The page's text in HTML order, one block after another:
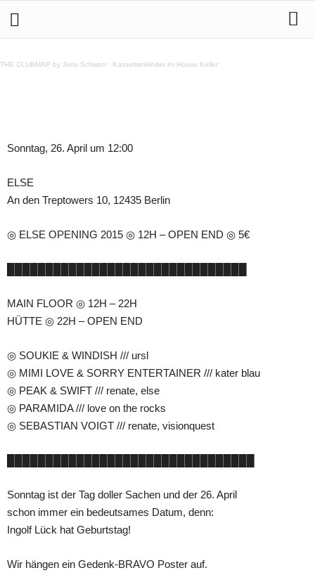
THE CLUBMAP by Jens Schwan · Kassettenkinder im House Keller
Sonntag, 26. April um 12:00
ELSE
An den Treptowers 10, 12435 Berlin
◎ ELSE OPENING 2015 ◎ 12H – OPEN END ◎ 5€
MAIN FLOOR ◎ 12H – 22H
HÜTTE ◎ 22H – OPEN END
◎ SOUKIE & WINDISH /// ursl
◎ MIMI LOVE & SORRY ENTERTAINER /// kater blau
◎ PEAK & SWIFT /// renate, else
◎ PARAMIDA /// love on the rocks
◎ SEBASTIAN VOIGT /// renate, visionquest
Sonntag ist der Tag doller Sachen und der 26. April
schon immer ein bedeutsames Datum, denn:
Ingolf Lück hat Geburtstag!
Wir hängen ein Gedenk-BRAVO Poster auf.